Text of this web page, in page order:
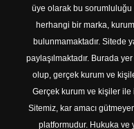
üye olarak bu sorumluluğu
herhangi bir marka,
bulunmamaktadır. Sitede
paylaşılmaktadır. Burada
olup, gerçek kurum ve
Gerçek kurum ve kişiler
Sitemiz, kar amacı
platformudur. Hukuka ve